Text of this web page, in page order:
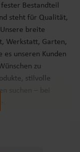
Bestandteil
steht für Qualität,
breite
Werkstatt, Garten,
unseren Kunden
zu
stilvolle
suchen – bei